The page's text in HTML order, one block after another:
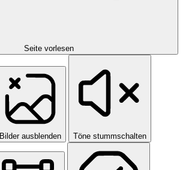
Seite vorlesen
Bilder ausblenden Töne stummschalten